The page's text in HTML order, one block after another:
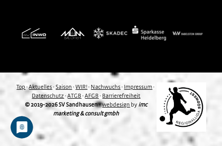
Top ·Aktuelles· Saison ·WIR!· Nachwuchs· Impressum·
Datenschutz ·ATGB ·AFGB · Barrierefreiheit
© 2019-2026 SV Sandhausen-webdesign by imc
marketing & consult gmbh